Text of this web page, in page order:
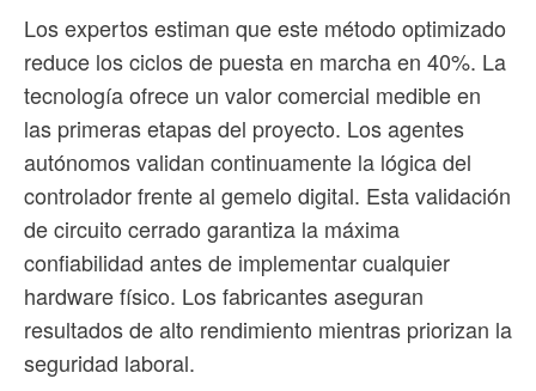
Los expertos estiman que este método optimizado
reduce los ciclos de puesta en marcha en 40%. La
tecnología ofrece un valor comercial medible en
las primeras etapas del proyecto. Los agentes
autónomos validan continuamente la lógica del
controlador frente al gemelo digital. Esta validación
de circuito cerrado garantiza la máxima
confiabilidad antes de implementar cualquier
hardware físico. Los fabricantes aseguran
resultados de alto rendimiento mientras priorizan la
seguridad laboral.